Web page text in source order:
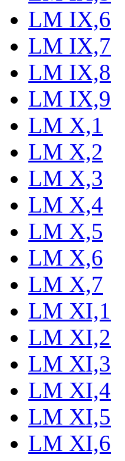
LM IX,6
LM IX,7
LM IX,8
LM IX,9
LM X,1
LM X,2
LM X,3
LM X,4
LM X,5
LM X,6
LM X,7
LM XI,1
LM XI,2
LM XI,3
LM XI,4
LM XI,5
LM XI,6